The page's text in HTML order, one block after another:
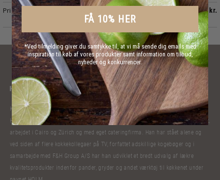
Pris 55,95 kr. 39,95 kr.
Kokkelivet har bibragt Claus Holm mange oplevelser. Han har lavet mad til
Hendes Majestæt Dronning Margrethe, kæmpet og fået stjerner til sin restaurant,
arbejdet i Cairo og Zürich og med eget cateringfirma. Han har stået alene og
ved siden af flere kokkekollegaer på TV, forfattet adskillige kogebøger og i
samarbejde med F&H Group A/S har han udviklet et bredt udvalg af lækre
kvalitetsprodukter indenfor pander, gryder og andet værktøj til køkkenet under
FÅ 10% HER
*Ved tilmelding giver du samtykke til, at vi må sende dig emails med
inspiration til køb af vores produkter samt information om tilbud,
nyheder og konkurrencer.